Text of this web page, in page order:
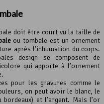
doit être court vu la taille de
ou tombale est un ornement
après l’inhumation du corps.
design se composent de
qui apporte à l’ornement
pour les gravures comme le
on peut avoir le blanc, le
et l’argent. Mais l’or